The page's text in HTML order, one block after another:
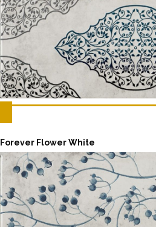
Forever Flower White